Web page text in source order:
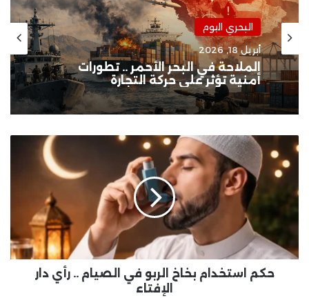
البحري اليوم
أبريل 18, 2026
الملاحة في البحر الأحمر .. تطورات
أمنية تؤثر على حركة التجارة
حكم
استخدام
بخاخ
الربو
في
الصيام
دار
حكم استخدام بخاخ الربو في الصيام .. رأي دار
الإفتاء